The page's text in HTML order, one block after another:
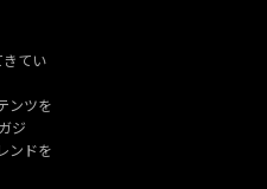
てい
ンツを
ジ
ンドを